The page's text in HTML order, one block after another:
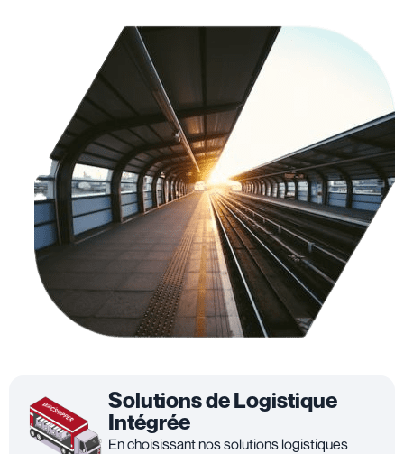
Solutions de Logistique
Intégrée
En choisissant nos solutions logistiques